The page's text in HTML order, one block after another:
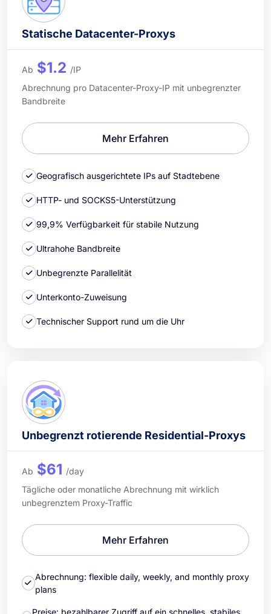
Statische Datacenter-Proxys
Ab $1.2 /IP
Abrechnung pro Datacenter-Proxy-IP mit unbegrenzter
Bandbreite
Mehr Erfahren
Geografisch ausgerichtete IPs auf Stadtebene
HTTP- und SOCKS5-Unterstützung
99,9% Verfügbarkeit für stabile Nutzung
Ultrahohe Bandbreite
Unbegrenzte Parallelität
Unterkonto-Zuweisung
Technischer Support rund um die Uhr
Unbegrenzt rotierende Residential-Proxys
Ab $61 /day
Tägliche oder monatliche Abrechnung mit wirklich
unbegrenztem Proxy-Traffic
Mehr Erfahren
Abrechnung: flexible daily, weekly, and monthly proxy
plans
Preise: bezahlbarer Zugriff auf ein schnelles, stabiles